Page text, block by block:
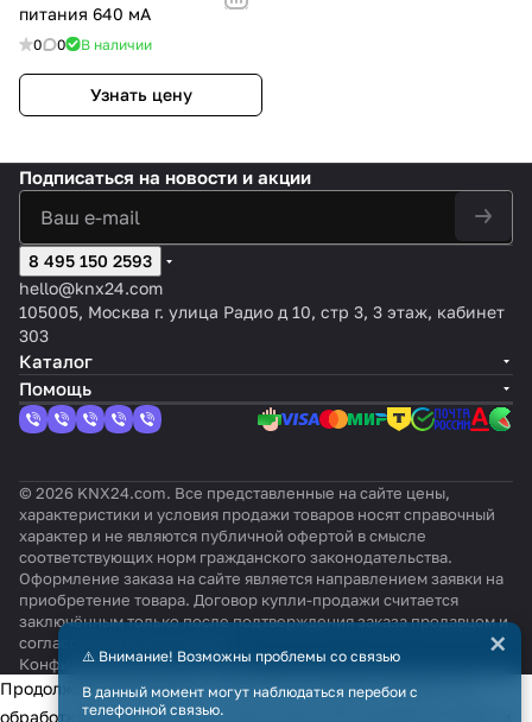
питания 640 мА
0 0 В наличии
Узнать цену
Подписаться на новости и акции
8 495 150 2593
hello@knx24.com
105005, Москва г. улица Радио д 10, стр 3, 3 этаж, кабинет
303
Каталог
Помощь
© 2026 KNX24.com. Все представленные на сайте цены,
характеристики и условия продажи товаров носят справочный
характер и не являются публичной офертой в смысле
соответствующих норм гражданского законодательства.
Оформление заказа на сайте является направлением заявки на
приобретение товара. Договор купли-продажи считается
заключённым только после подтверждения заказа продавцом и
согласования всех условий.
КонфиденциальностьОферта
⚠️ Внимание! Возможны проблемы со связью
В данный момент могут наблюдаться перебои с
телефонной связью.
×
Продолжая использовать наш сайт, вы даёте согласие на
обработку файлов cookie в целях функционирования сайта и